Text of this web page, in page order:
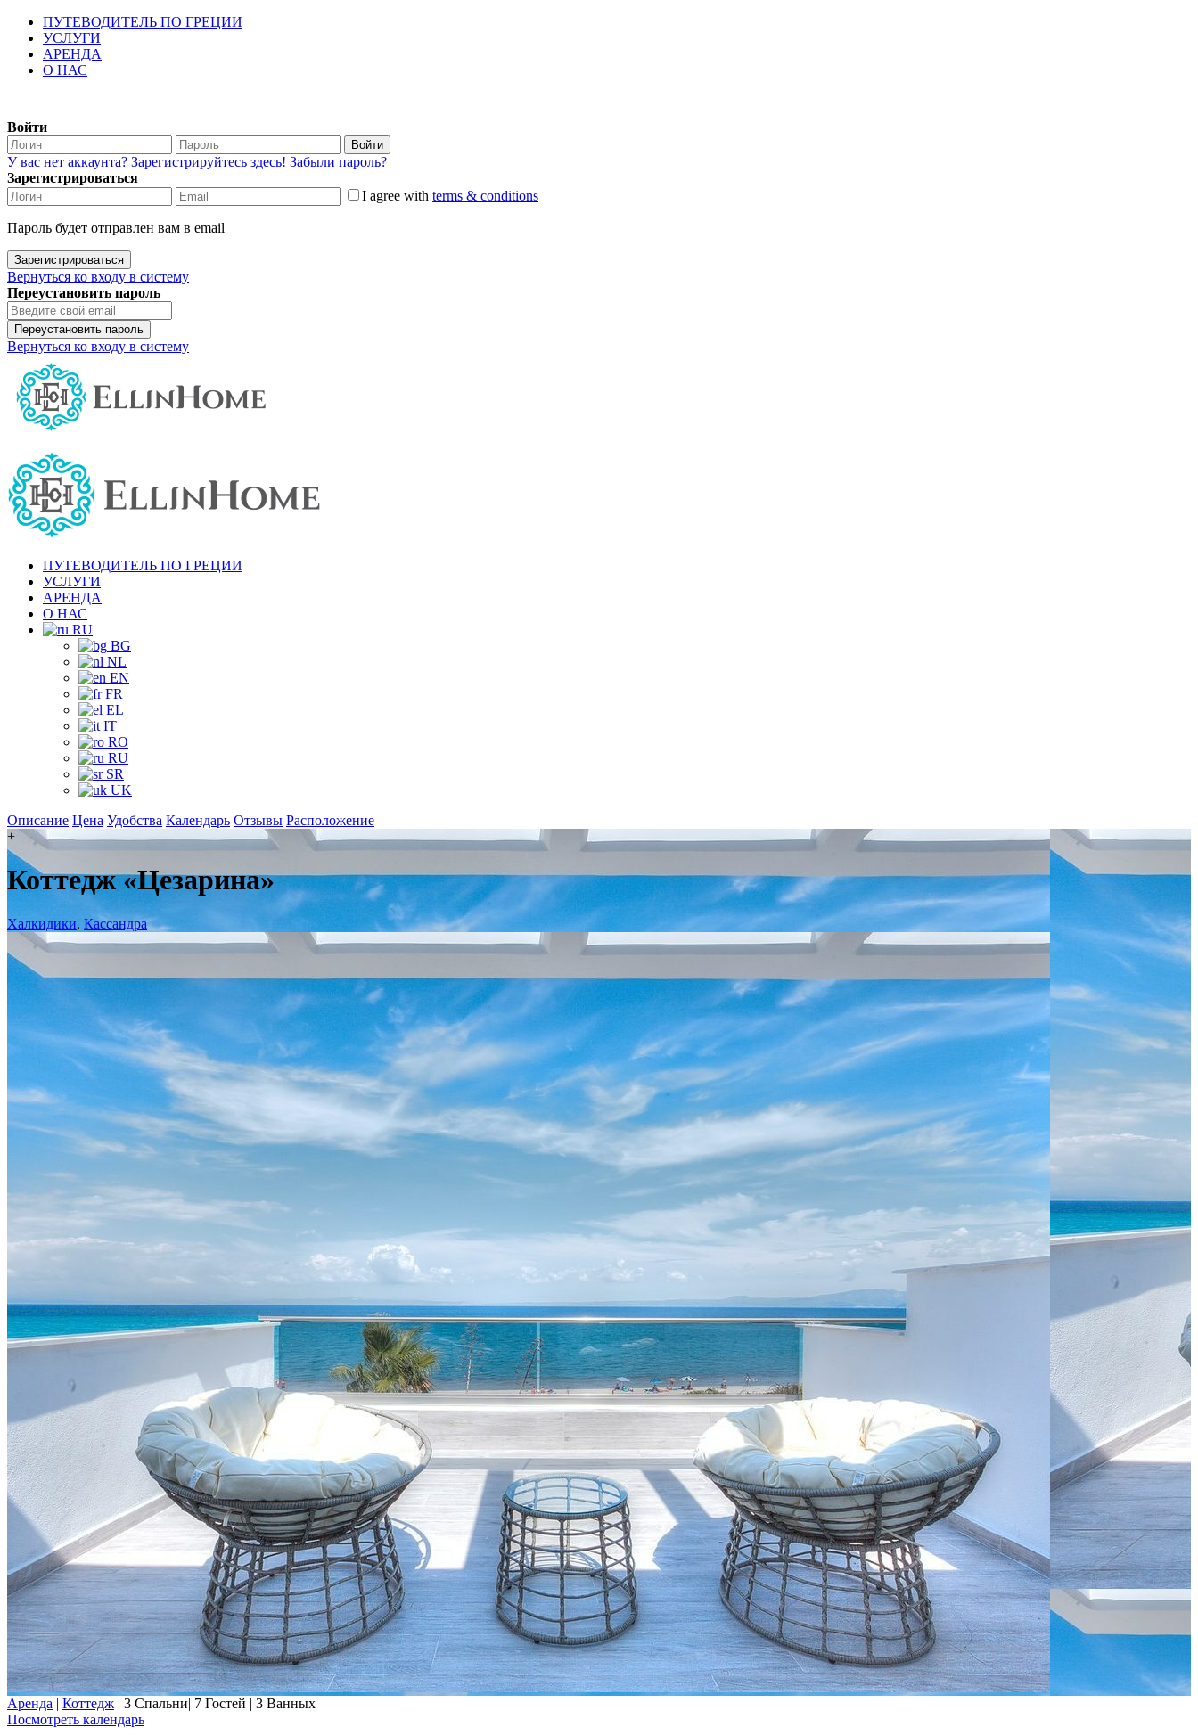
ПУТЕВОДИТЕЛЬ ПО ГРЕЦИИ
УСЛУГИ
АРЕНДА
О НАС
Войти
Войти
У вас нет аккаунта? Зарегистрируйтесь здесь! Забыли пароль?
Зарегистрироваться
I agree with terms & conditions
Пароль будет отправлен вам в email
Зарегистрироваться
Вернуться ко входу в систему
Переустановить пароль
Переустановить пароль
Вернуться ко входу в систему
ПУТЕВОДИТЕЛЬ ПО ГРЕЦИИ
УСЛУГИ
АРЕНДА
О НАС
RU
BG
NL
EN
FR
EL
IT
RO
RU
SR
UK
Описание Цена Удобства Календарь Отзывы Расположение
+
Коттедж «Цезарина»
Халкидики, Кассандра
Аренда | Коттедж | 3 Спальни| 7 Гостей | 3 Ванных
Посмотреть календарь